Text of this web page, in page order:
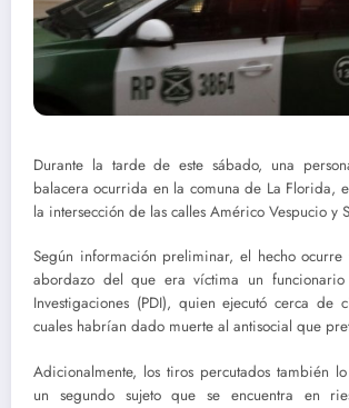
Durante la tarde de este sábado, una
balacera ocurrida en la comuna de La Florida,
la intersección de las calles Américo Vespucio y
Según información preliminar, el hecho
abordazo del que era víctima un
Investigaciones (PDI), quien ejecutó cerca de
cuales habrían dado muerte al antisocial que
Adicionalmente, los tiros percutados también
un segundo sujeto que se encuentra en